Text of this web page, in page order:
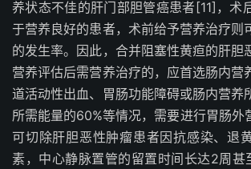
养状态不佳的肝门部胆管癌患者 [11] ，术
于营养良好的患者，术前给予营养治疗则
的发生率。因此，合并阻塞性黄疸的肝胆
营养评估后需营养治疗的，应首选肠内营
道活动性出血、胃肠功能障碍或肠内营养
所需能量的60%等情况，需要进行胃肠外
可切除肝胆恶性肿瘤患者因抗感染、退
素，中心静脉置管的留置时间长达2周甚